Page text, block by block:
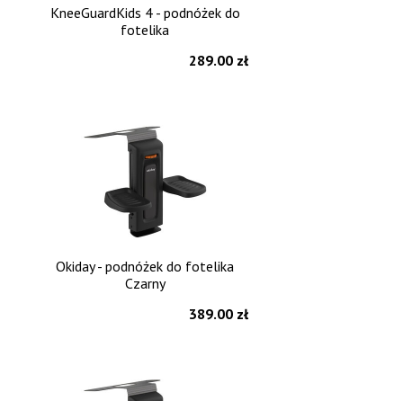
KneeGuardKids 4 - podnóżek do
fotelika
289.00 zł
Okiday - podnóżek do fotelika
Czarny
389.00 zł